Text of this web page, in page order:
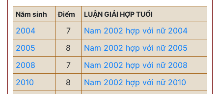
Năm sinh Điểm LUẬN GIẢI HỢP TUỔI
2004 7
Nam 2002 hợp với nữ 2004
2005
8
Nam 2002 hợp với nữ 2005
2008
7
Nam 2002 hợp với nữ 2008
2010
8
Nam 2002 hợp với nữ 2010